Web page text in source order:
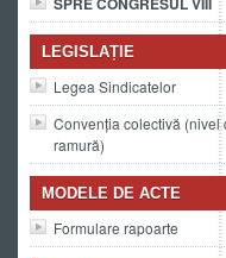
LEGISLAȚIE
Legea Sindicatelor
Convenția colectivă (nivel
ramură)
MODELE DE ACTE
Formulare rapoarte